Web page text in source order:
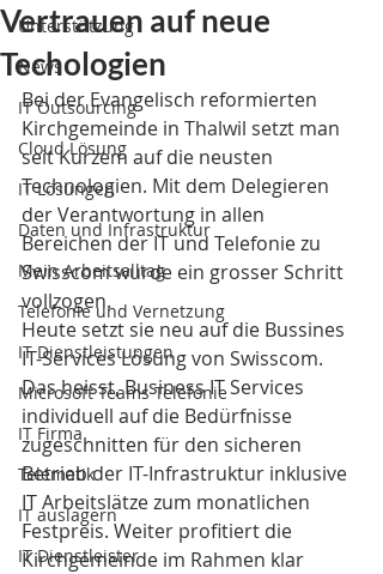
Unterstützung
News
IT Outsourcing
Cloud Lösung
IT Lösungen
Daten und Infrastruktur
Mein Arbeitsalltag
Telefonie und Vernetzung
IT Dienstleistungen
Microsoft Teams Telefonie
IT Firma
Telematik
IT auslagern
IT Dienstleister
Vertrauen auf neue
Techologien
Bei der Evangelisch reformierten
Kirchgemeinde in Thalwil setzt man
seit Kurzem auf die neusten
Technologien. Mit dem Delegieren
der Verantwortung in allen
Bereichen der IT und Telefonie zu
Swisscom wurde ein grosser Schritt
vollzogen.
Heute setzt sie neu auf die Bussines
IT-Services Lösung von Swisscom.
Das heisst, Business IT Services
individuell auf die Bedürfnisse
zugeschnitten für den sicheren
Betrieb der IT-Infrastruktur inklusive
IT Arbeitslätze zum monatlichen
Festpreis. Weiter profitiert die
Kirchgemeinde im Rahmen klar